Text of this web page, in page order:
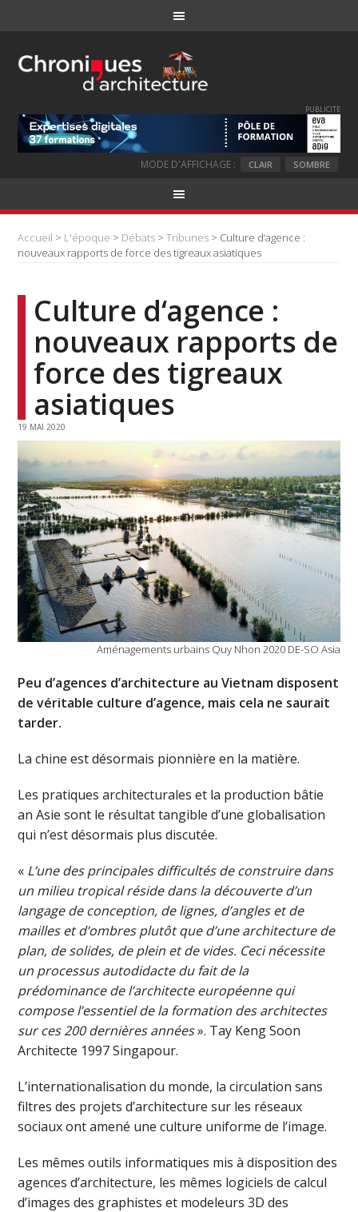
PUBLICITE
MODE D'AFFICHAGE : CLAIR SOMBRE
Accueil > L'époque > Débats >Tribunes > Culture d‘agence :
nouveaux rapports de force des tigreaux asiatiques
Culture d‘agence :
nouveaux rapports de
force des tigreaux
asiatiques
19 MAI 2020
Aménagements urbains Quy Nhon 2020 DE-SO Asia
Peu d’agences d’architecture au Vietnam disposent
de véritable culture d’agence, mais cela ne saurait
tarder.
La chine est désormais pionnière en la matière.
Les pratiques architecturales et la production bâtie
an Asie sont le résultat tangible d’une globalisation
qui n’est désormais plus discutée.
« L’une des principales difficultés de construire dans
un milieu tropical réside dans la découverte d’un
langage de conception, de lignes, d’angles et de
mailles et d’ombres plutôt que d’une architecture de
plan, de solides, de plein et de vides. Ceci nécessite
un processus autodidacte du fait de la
prédominance de l’architecte européenne qui
compose l’essentiel de la formation des architectes
sur ces 200 dernières années». Tay Keng Soon
Architecte 1997 Singapour.
L’internationalisation du monde, la circulation sans
filtres des projets d’architecture sur les réseaux
sociaux ont amené une culture uniforme de l’image.
Les mêmes outils informatiques mis à disposition des
agences d’architecture, les mêmes logiciels de calcul
d’images des graphistes et modeleurs 3D des